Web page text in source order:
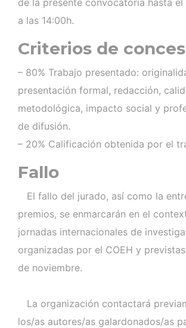
a las 14:00h.
Criterios de
– 80% Trabajo presentado:
presentación formal, redacción,
metodológica, impacto social y
de difusión.
– 20% Calificación obtenida por el
Fallo
El fallo del jurado, así como la
premios, se enmarcarán en el
jornadas internacionales de
organizadas por el COEH y
de noviembre.
La organización contactará
los/as autores/as galardonados/as